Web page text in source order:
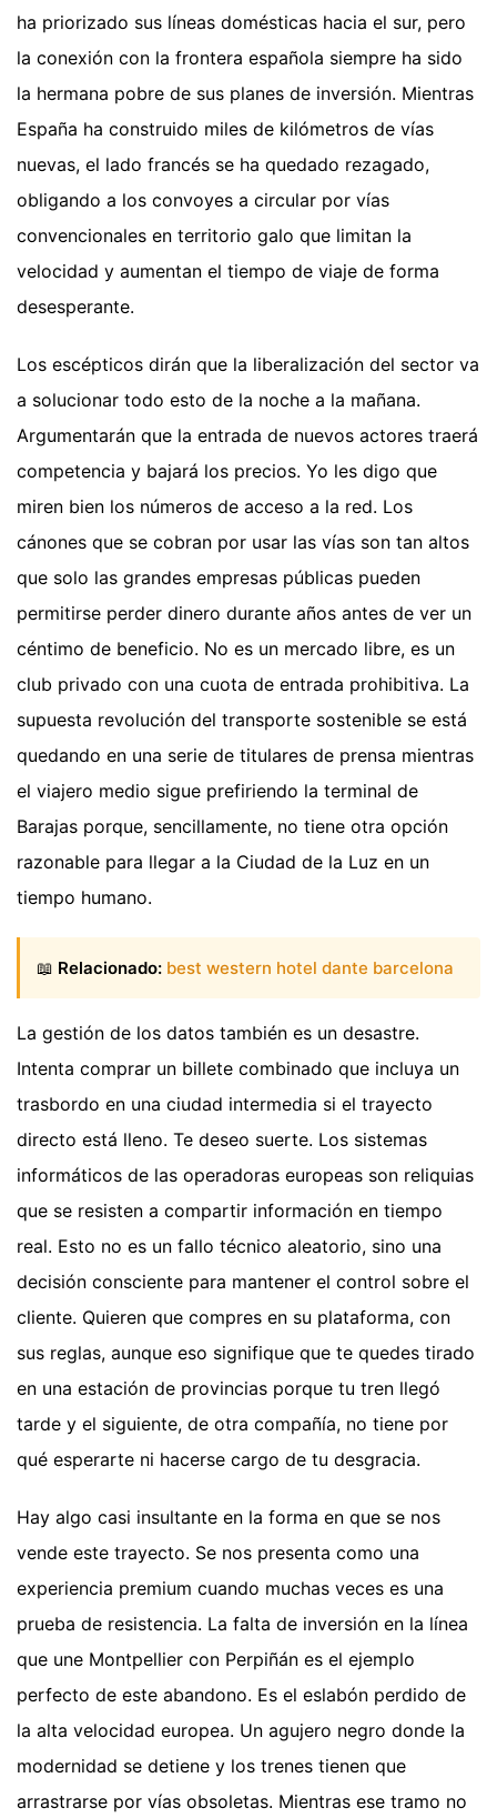
ha priorizado sus líneas domésticas hacia el sur, pero
la conexión con la frontera española siempre ha sido
la hermana pobre de sus planes de inversión. Mientras
España ha construido miles de kilómetros de vías
nuevas, el lado francés se ha quedado rezagado,
obligando a los convoyes a circular por vías
convencionales en territorio galo que limitan la
velocidad y aumentan el tiempo de viaje de forma
desesperante.
Los escépticos dirán que la liberalización del sector va
a solucionar todo esto de la noche a la mañana.
Argumentarán que la entrada de nuevos actores traerá
competencia y bajará los precios. Yo les digo que
miren bien los números de acceso a la red. Los
cánones que se cobran por usar las vías son tan altos
que solo las grandes empresas públicas pueden
permitirse perder dinero durante años antes de ver un
céntimo de beneficio. No es un mercado libre, es un
club privado con una cuota de entrada prohibitiva. La
supuesta revolución del transporte sostenible se está
quedando en una serie de titulares de prensa mientras
el viajero medio sigue prefiriendo la terminal de
Barajas porque, sencillamente, no tiene otra opción
razonable para llegar a la Ciudad de la Luz en un
tiempo humano.
📖 Relacionado: best western hotel dante barcelona
La gestión de los datos también es un desastre.
Intenta comprar un billete combinado que incluya un
trasbordo en una ciudad intermedia si el trayecto
directo está lleno. Te deseo suerte. Los sistemas
informáticos de las operadoras europeas son reliquias
que se resisten a compartir información en tiempo
real. Esto no es un fallo técnico aleatorio, sino una
decisión consciente para mantener el control sobre el
cliente. Quieren que compres en su plataforma, con
sus reglas, aunque eso signifique que te quedes tirado
en una estación de provincias porque tu tren llegó
tarde y el siguiente, de otra compañía, no tiene por
qué esperarte ni hacerse cargo de tu desgracia.
Hay algo casi insultante en la forma en que se nos
vende este trayecto. Se nos presenta como una
experiencia premium cuando muchas veces es una
prueba de resistencia. La falta de inversión en la línea
que une Montpellier con Perpiñán es el ejemplo
perfecto de este abandono. Es el eslabón perdido de
la alta velocidad europea. Un agujero negro donde la
modernidad se detiene y los trenes tienen que
arrastrarse por vías obsoletas. Mientras ese tramo no